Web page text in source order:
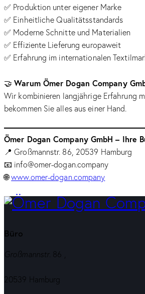
✅ Produktion unter eigener Marke
✅ Einheitliche Qualitätsstandards
✅ Moderne Schnitte und Materialien
✅ Effiziente Lieferung europaweit
✅ Erfahrung im internationalen
🤝Warum Ömer Dogan Company
Wir kombinieren langjährige Erfahrung
bekommen Sie alles aus einer Hand.
Ömer Dogan Company GmbH –
📍 Großmannstr. 86, 20539 Hamburg
📧 info@omer-dogan.company
🌐www.omer-dogan.company
Büro
Großmannstr. 86 ,
20539 Hamburg